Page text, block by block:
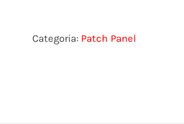
Categoria: Patch Panel